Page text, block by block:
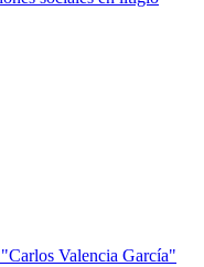
Valencia García"